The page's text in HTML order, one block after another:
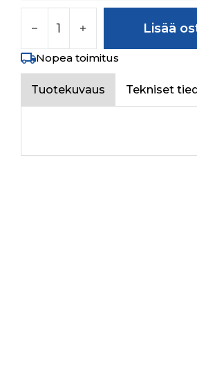
Lisää
Nopea toimitus
Tuotekuvaus Tekniset